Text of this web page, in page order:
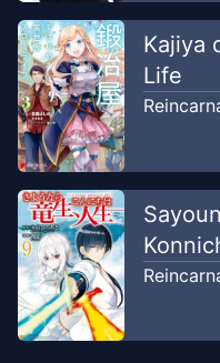
Chapter20
Cunny Moment x
Chapter19
Cunny Moment x
Chapter18
Cunny Moment x
Chapter17
Cunny Moment x
Kajiya
Life